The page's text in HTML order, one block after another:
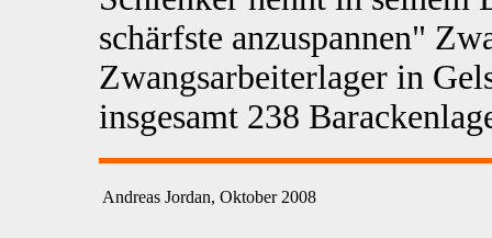
schärfste anzuspannen"
Zwangsarbeiterlager in
insgesamt 238
Andreas Jordan, Oktober 2008